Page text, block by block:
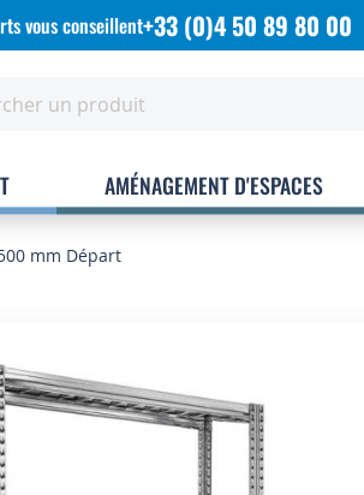
vous conseillent+33 (0)4 50 89 80 00
AMÉNAGEMENT D'ESPACES
mm Départ